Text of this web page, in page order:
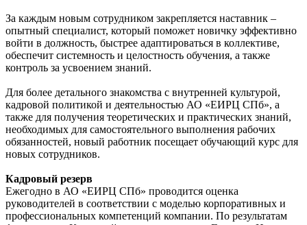
За каждым новым сотрудником закрепляется наставник –
опытный специалист, который поможет новичку эффективно
войти в должность, быстрее адаптироваться в коллективе,
обеспечит системность и целостность обучения, а также
контроль за усвоением знаний.
Для более детального знакомства с внутренней культурой,
кадровой политикой и деятельностью АО «ЕИРЦ СПб», а
также для получения теоретических и практических знаний,
необходимых для самостоятельного выполнения рабочих
обязанностей, новый работник посещает обучающий курс для
новых сотрудников.
Кадровый резерв
Ежегодно в АО «ЕИРЦ СПб» проводится оценка
руководителей в соответствии с моделью корпоративных и
профессиональных компетенций компании. По результатам